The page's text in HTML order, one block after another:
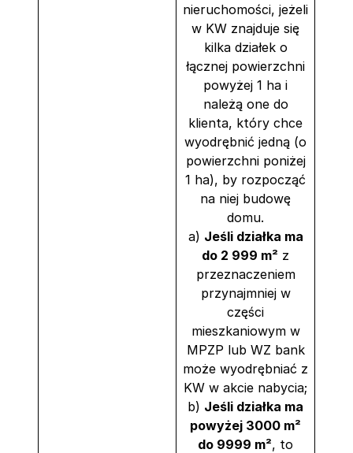
nieruchomości, jeżeli
w KW znajduje się
kilka działek o
łącznej powierzchni
powyżej 1 ha i
należą one do
klienta, który chce
wyodrębnić jedną (o
powierzchni poniżej
1 ha), by rozpocząć
na niej budowę
domu.
a) Jeśli działka ma
do 2 999 m² z
przeznaczeniem
przynajmniej w
części
mieszkaniowym w
MPZP lub WZ bank
może wyodrębniać z
KW w akcie nabycia;
b) Jeśli działka ma
powyżej 3000 m²
do 9999 m², to